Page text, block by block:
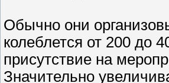
Обычно они
колеблется от 200 до
присутствие на
Значительно